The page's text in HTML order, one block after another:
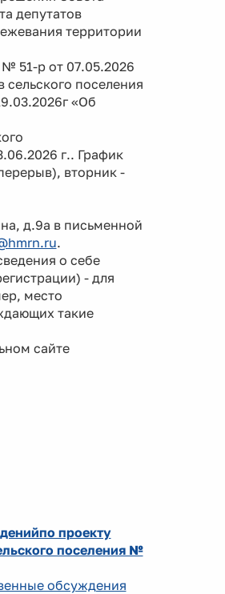
депутатов
территории
51-р от 07.05.2026
поселения
«Об
г.. График
вторник -
д.9а в письменной
.
о себе
- для
место
такие
сайте
проекту
поселения №
обсуждения